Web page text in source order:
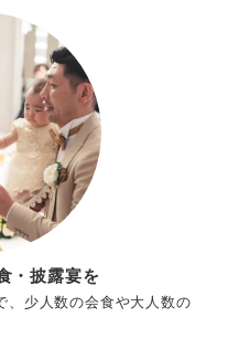
・披露宴を
、少人数の会食や大人数の